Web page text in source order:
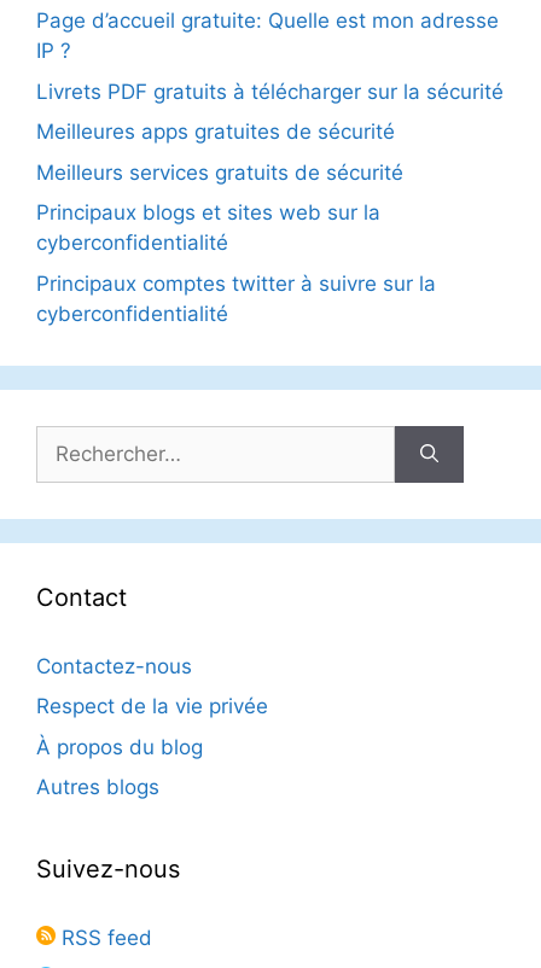
Page d’accueil gratuite: Quelle est mon adresse
IP ?
Livrets PDF gratuits à télécharger sur la sécurité
Meilleures apps gratuites de sécurité
Meilleurs services gratuits de sécurité
Principaux blogs et sites web sur la
cyberconfidentialité
Principaux comptes twitter à suivre sur la
cyberconfidentialité
Contact
Contactez-nous
Respect de la vie privée
À propos du blog
Autres blogs
Suivez-nous
RSS feed